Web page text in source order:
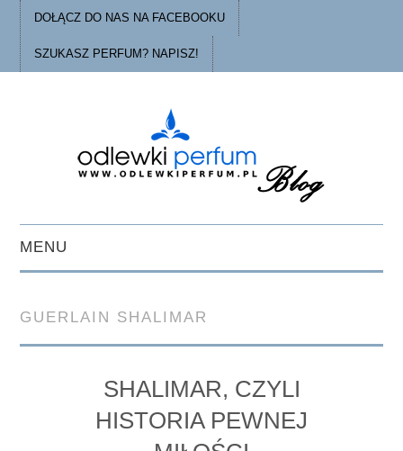
DOŁĄCZ DO NAS NA FACEBOOKU
SZUKASZ PERFUM? NAPISZ!
MENU
O ODLEWKACH
PERFUMY FAQ
GUERLAIN SHALIMAR
SHALIMAR, CZYLI
HISTORIA PEWNEJ